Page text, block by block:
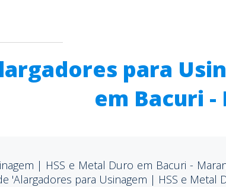
para
em Bacuri -
| HSS e Metal Duro em Bacuri -
'Alargadores para Usinagem | HSS e Metal